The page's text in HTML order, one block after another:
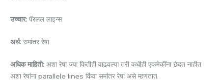
उच्चार: पॅरलल लाइन्स
अर्थ: समांतर रेषा
अधिक माहिती: अशा रेषा ज्या कितीही वाढवल्या तरी कधीही एकमेकींना छेदत नाहीत
अशा रेषांना parallele lines किंवा समांतर रेषा असे म्हणतात.